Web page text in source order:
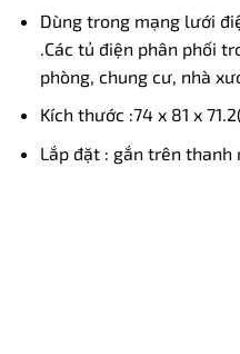
Dùng trong mạng lưới
.Các tủ điện phân phối
phòng, chung cư, nhà
Kích thước :74 x 81 x
Lắp đặt : gắn trên thanh